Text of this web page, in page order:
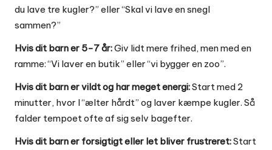
du lave tre kugler?” eller “Skal vi lave en snegl
sammen?”
Hvis dit barn er 5-7 år:Giv lidt mere frihed, men med en
ramme: “Vi laver en butik” eller “vi bygger en zoo”.
Hvis dit barn er vildt og har meget energi:Start med 2
minutter, hvor I “ælter hårdt” og laver kæmpe kugler. Så
falder tempoet ofte af sig selv bagefter.
Hvis dit barn er forsigtigt eller let bliver frustreret:Start